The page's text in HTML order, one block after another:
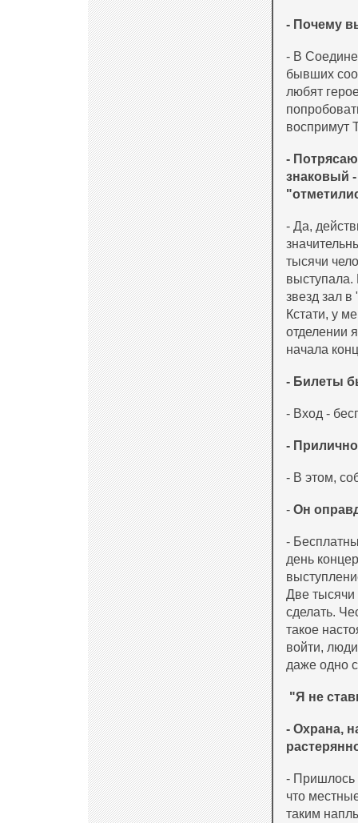
- Почему
- В
бывших
любят
воспримут
-
знаковый
- Да,
тысячи
выступала.
звезд зал
Кстати, у
отделении
начала
- Билеты
- Вход -
-
- В этом,
- Он
-
день
Две тысячи
сделать.
такое
войти,
даже одно
"Я не
- Охрана,
- Пришлось
что
таким